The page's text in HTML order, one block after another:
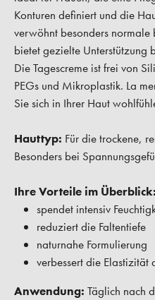
Konturen definiert und die
verwöhnt besonders
bietet gezielte Unterstützung
Die Tagescreme ist frei von
PEGs und Mikroplastik. La
Sie sich in Ihrer Haut
Hauttyp: Für die trockene,
Besonders bei
Ihre Vorteile im Überblick:
spendet intensiv
reduziert die Faltentiefe
naturnahe Formulierung
verbessert die Elastizität
Anwendung: Täglich nach